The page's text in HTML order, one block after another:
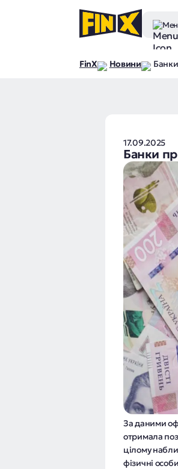
FinX Новини
17.09.2025
Банки
За даними
отримала
цілому
фізичні